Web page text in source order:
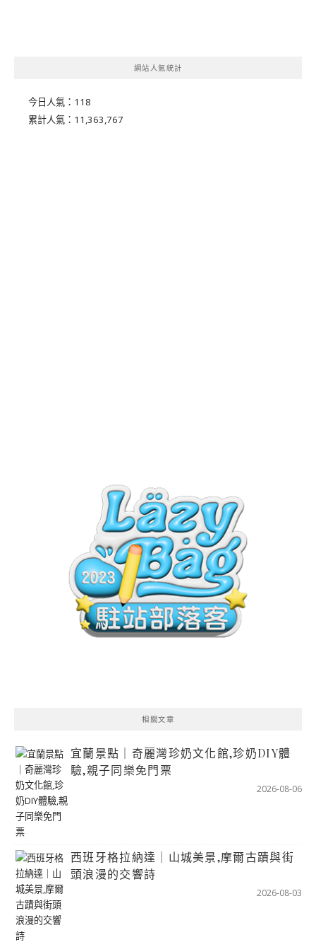
網站人氣統計
今日人氣： 118
累計人氣： 11,363,767
相關文章
宜蘭景點｜奇麗灣珍奶文化館,珍奶DIY體
驗,親子同樂免門票
2026-08-06
西班牙格拉納達｜山城美景,摩爾古蹟與街
頭浪漫的交響詩
2026-08-03